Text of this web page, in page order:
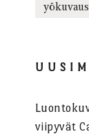
yökuvaus
viipyvät